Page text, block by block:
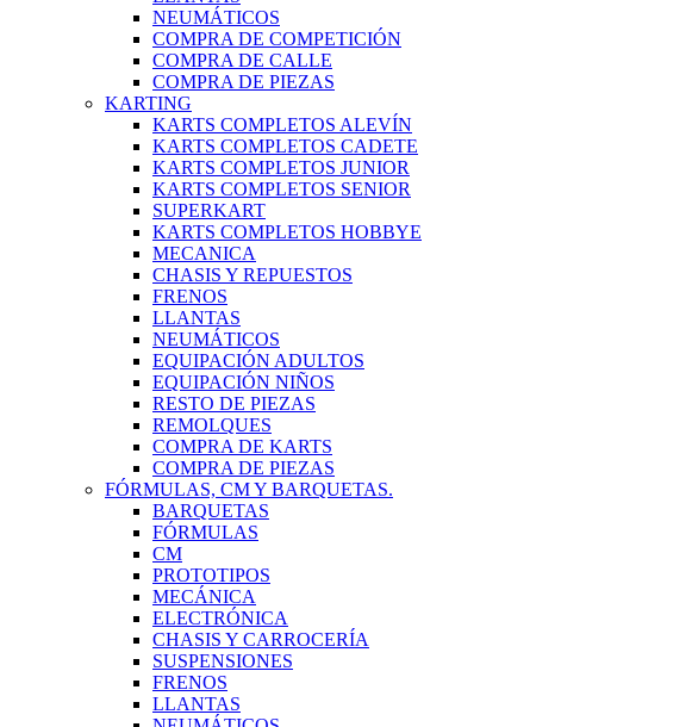
NEUMÁTICOS
COMPRA DE COMPETICIÓN
COMPRA DE CALLE
COMPRA DE PIEZAS
KARTING
KARTS COMPLETOS ALEVÍN
KARTS COMPLETOS CADETE
KARTS COMPLETOS JUNIOR
KARTS COMPLETOS SENIOR
SUPERKART
KARTS COMPLETOS HOBBYE
MECANICA
CHASIS Y REPUESTOS
FRENOS
LLANTAS
NEUMÁTICOS
EQUIPACIÓN ADULTOS
EQUIPACIÓN NIÑOS
RESTO DE PIEZAS
REMOLQUES
COMPRA DE KARTS
COMPRA DE PIEZAS
FÓRMULAS, CM Y BARQUETAS.
BARQUETAS
FÓRMULAS
CM
PROTOTIPOS
MECÁNICA
ELECTRÓNICA
CHASIS Y CARROCERÍA
SUSPENSIONES
FRENOS
LLANTAS